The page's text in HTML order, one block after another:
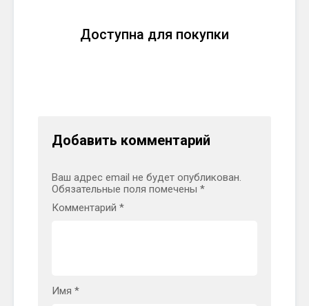
Доступна для покупки
Добавить комментарий
Ваш адрес email не будет опубликован.
Обязательные поля помечены *
Комментарий *
Имя *